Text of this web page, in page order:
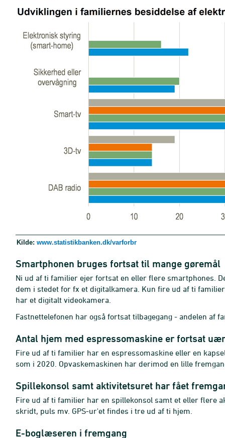
Kilde: www.statistikbanken.dk/varforbr
Smartphonen bruges fortsat til mange gøremål
Ni ud af ti familier ejer fortsat en eller flere smartphones.
dem i stedet for fx et digitalkamera. Kun fire ud af ti
har et digitalt videokamera.
Fastnettelefonen har også fortsat tilbagegang - andelen af
Antal hjem med espressomaskine er fortsat
Fire ud af ti familier har en espressomaskine eller en
som i 2020. Opvaskemaskinen har derimod en lille
Spillekonsol samt aktivitetsuret har fået
Fire ud af ti familier har en spillekonsol samt et eller flere
skridt, puls mv. GPS-ur'et findes i tre ud af ti hjem.
E-boglæseren i fremgang